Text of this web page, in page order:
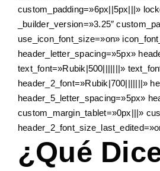
custom_padding=»6px||5px|||»
_builder_version=»3.25″
use_icon_font_size=»on»
header_letter_spacing=»5px»
text_font=»Rubik|500|||||||»
header_2_font=»Rubik|700|||||||»
header_5_letter_spacing=»5px»
custom_margin_tablet=»0px|||»
¿Qué